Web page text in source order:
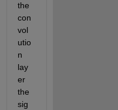
the
con
vol
utio
n
lay
er
the
sig